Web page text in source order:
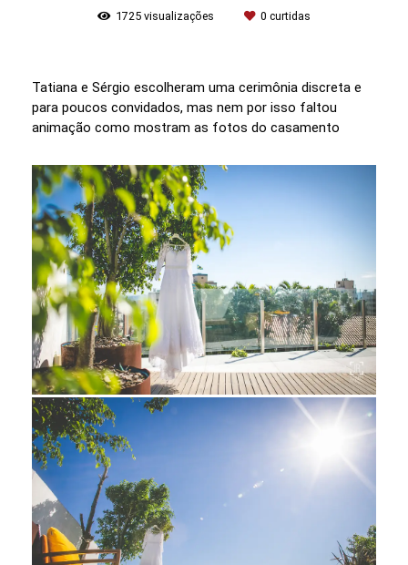
1725 visualizações 0 curtidas
Tatiana e Sérgio escolheram uma cerimônia discreta e
para poucos convidados, mas nem por isso faltou
animação como mostram as fotos do casamento